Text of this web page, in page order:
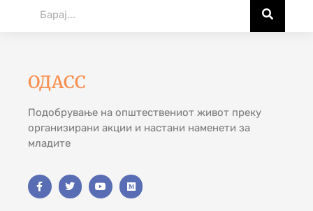
ОДАСС
Подобрување на општествениот живот преку
организирани акции и настани наменети за
младите